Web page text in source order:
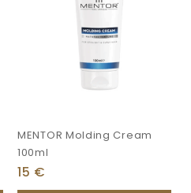
MENTOR Molding Cream
100ml
15 €